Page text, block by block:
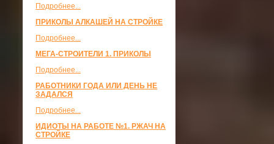
Подробнее...
ПРИКОЛЫ АЛКАШЕЙ НА СТРОЙКЕ
Подробнее...
МЕГА-СТРОИТЕЛИ 1. ПРИКОЛЫ
Подробнее...
РАБОТНИКИ ГОДА ИЛИ ДЕНЬ НЕ
ЗАДАЛСЯ
Подробнее...
ИДИОТЫ НА РАБОТЕ №1. РЖАЧ НА
СТРОЙКЕ